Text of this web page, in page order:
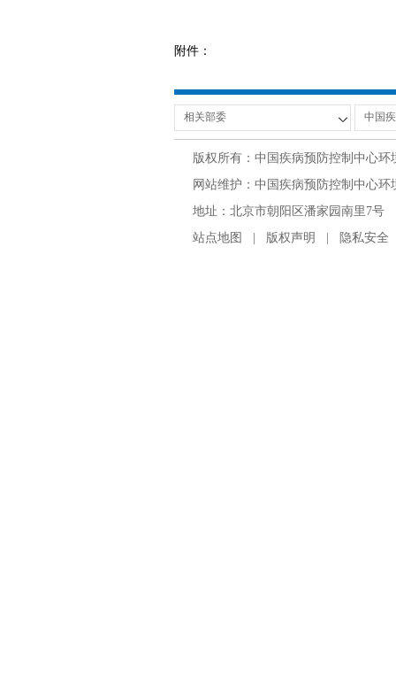
附件：
版权所有：中国疾病预防控制中心环
网站维护：中国疾病预防控制中心
地址：北京市朝阳区潘家园南里7号
站点地图
版权声明 隐私安全